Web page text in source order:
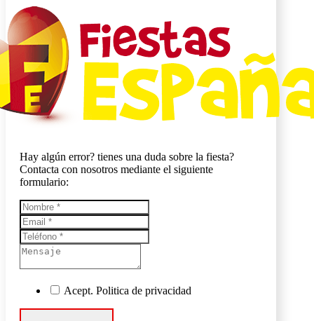
Hay algún error? tienes una duda sobre la fiesta?
Contacta con nosotros mediante el siguiente
formulario:
Acept. Politica de privacidad